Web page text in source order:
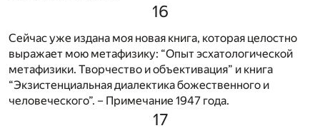
16
Сейчас уже издана моя новая книга, которая целостно
выражает мою метафизику: “Опыт эсхатологической
метафизики. Творчество и объективация” и книга
“Экзистенциальная диалектика божественного и
человеческого”. – Примечание 1947 года.
17